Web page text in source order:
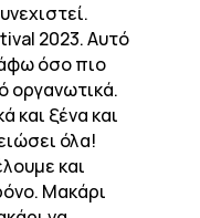
2023. Αυτό
όσο πιο
οργανωτικά.
και ξένα και
όλα!
και
Μακάρι